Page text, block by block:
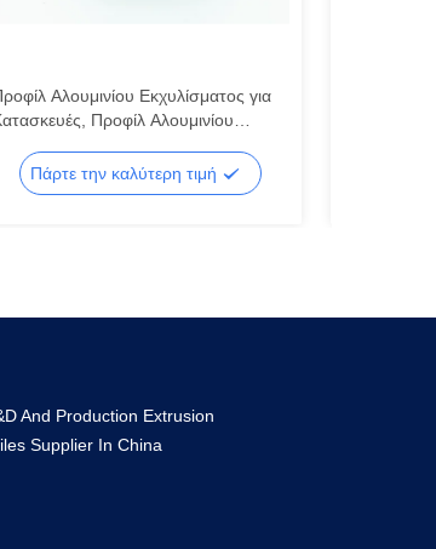
Αλουμινίου Εκχυλίσματος για
Προφίλ Αλουμινίου
Πάρτε την καλύτερη τιμή
And Production Extrusion
Supplier In China